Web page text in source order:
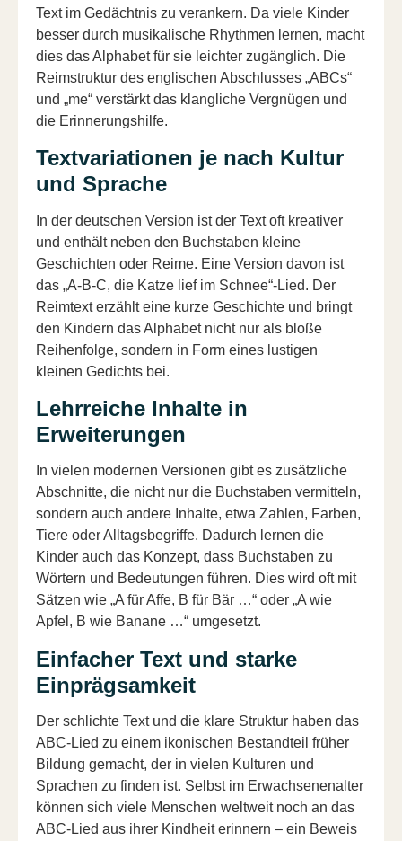
Text im Gedächtnis zu verankern. Da viele Kinder
besser durch musikalische Rhythmen lernen, macht
dies das Alphabet für sie leichter zugänglich. Die
Reimstruktur des englischen Abschlusses „ABCs“
und „me“ verstärkt das klangliche Vergnügen und
die Erinnerungshilfe.
Textvariationen je nach Kultur
und Sprache
In der deutschen Version ist der Text oft kreativer
und enthält neben den Buchstaben kleine
Geschichten oder Reime. Eine Version davon ist
das „A-B-C, die Katze lief im Schnee“-Lied. Der
Reimtext erzählt eine kurze Geschichte und bringt
den Kindern das Alphabet nicht nur als bloße
Reihenfolge, sondern in Form eines lustigen
kleinen Gedichts bei.
Lehrreiche Inhalte in
Erweiterungen
In vielen modernen Versionen gibt es zusätzliche
Abschnitte, die nicht nur die Buchstaben vermitteln,
sondern auch andere Inhalte, etwa Zahlen, Farben,
Tiere oder Alltagsbegriffe. Dadurch lernen die
Kinder auch das Konzept, dass Buchstaben zu
Wörtern und Bedeutungen führen. Dies wird oft mit
Sätzen wie „A für Affe, B für Bär …“ oder „A wie
Apfel, B wie Banane …“ umgesetzt.
Einfacher Text und starke
Einprägsamkeit
Der schlichte Text und die klare Struktur haben das
ABC-Lied zu einem ikonischen Bestandteil früher
Bildung gemacht, der in vielen Kulturen und
Sprachen zu finden ist. Selbst im Erwachsenenalter
können sich viele Menschen weltweit noch an das
ABC-Lied aus ihrer Kindheit erinnern – ein Beweis